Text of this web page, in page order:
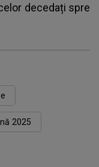
decedați spre
2025